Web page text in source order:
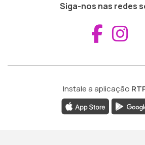
Siga-nos nas redes
Instale a aplicação